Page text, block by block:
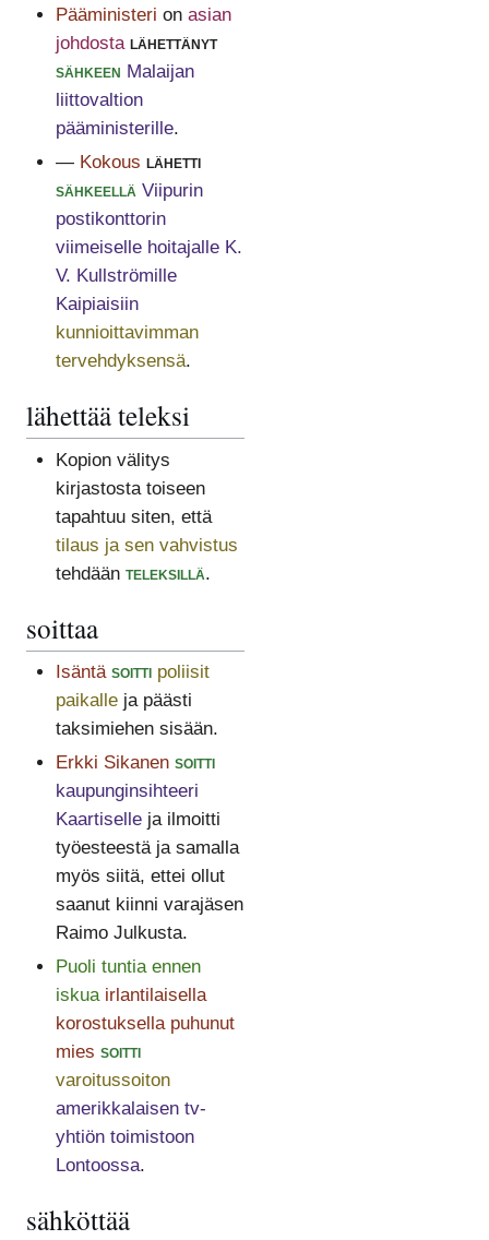
Pääministeri on asian
johdosta lähettänyt
sähkeen Malaijan
liittovaltion
pääministerille.
— Kokous lähetti
sähkeellä Viipurin
postikonttorin
viimeiselle hoitajalle K.
V. Kullströmille
Kaipiaisiin
kunnioittavimman
tervehdyksensä.
lähettää teleksi
Kopion välitys
kirjastosta toiseen
tapahtuu siten, että
tilaus ja sen vahvistus
tehdään teleksillä.
soittaa
Isäntä soitti poliisit
paikalleja päästi
taksimiehen sisään.
Erkki Sikanen soitti
kaupunginsihteeri
Kaartiselleja ilmoitti
työesteestä ja samalla
myös siitä, ettei ollut
saanut kiinni varajäsen
Raimo Julkusta.
Puoli tuntia ennen
iskua irlantilaisella
korostuksella puhunut
mies soitti
varoitussoiton
amerikkalaisen tv-
yhtiön toimistoon
Lontoossa.
sähköttää